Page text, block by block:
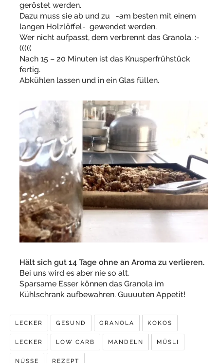
geröstet werden.
Dazu muss sie ab und zu -am besten mit einem
langen Holzlöffel- gewendet werden.
Wer nicht aufpasst, dem verbrennt das Granola. :-
(((((
Nach 15 – 20 Minuten ist das Knusperfrühstück
fertig.
Abkühlen lassen und in ein Glas füllen.
Hält sich gut 14 Tage ohne an Aroma zu verlieren.
Bei uns wird es aber nie so alt.
Sparsame Esser können das Granola im
Kühlschrank aufbewahren. Guuuuten Appetit!
LECKER GESUND GRANOLA KOKOS
LECKER LOW CARB MANDELN MÜSLI
NÜSSE REZEPT